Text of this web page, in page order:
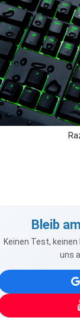
Bleib
Keinen Test,
uns